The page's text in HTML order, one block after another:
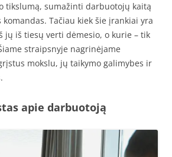
tikslumą, sumažinti darbuotojų kaitą
Tačiau kiek šie įrankiai yra
jų iš tiesų verti dėmesio, o kurie – tik
straipsnyje nagrinėjame
mokslu, jų taikymo galimybes ir
apie darbuotoją